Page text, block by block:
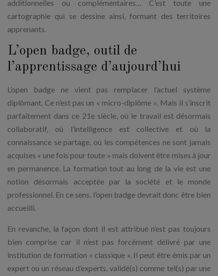
additionnelles ou complémentaires… C’est toute une
cartographie qui se dessine ainsi, formant des territoires
apprenants.
L’open badge, outil de
l’apprentissage d’aujourd’hui
L’open badge ne vient pas remplacer l’actuel système
diplômant. Ce n’est pas un « micro-diplôme ». Mais il s’inscrit
parfaitement dans ce 21e siècle, où le travail est désormais
collaboratif, où l’intelligence est collective et où la
connaissance se partage, où les compétences ne sont jamais
acquises « une fois pour toute » mais doivent être mises à jour
en permanence. La formation tout au long de la vie est une
notion désormais acceptée par la société et le monde
professionnel. En ce sens, l’open badge devrait donc être bien
accueilli.
En revanche, la façon dont il est attribué n’est pas toujours
bien comprise car il n’est pas forcément délivré par une
institution de formation « classique ». Il peut être émis par un
expert ou un réseau d’experts, validé(s) comme tel(s) par une